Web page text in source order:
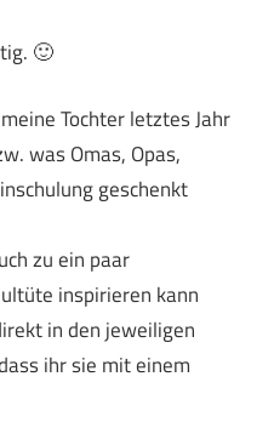
🙂
Tochter letztes Jahr
was Omas, Opas,
geschenkt
zu ein paar
inspirieren kann
in den jeweiligen
ihr sie mit einem